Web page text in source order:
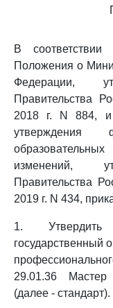
В
Положения о
Федерации,
Правительства
2018 г. N 884, и
утверждения
изменений,
Правительства
2019 г. N 434,
1. Утвердить
государственный
29.01.36 Мастер
(далее - стандарт).